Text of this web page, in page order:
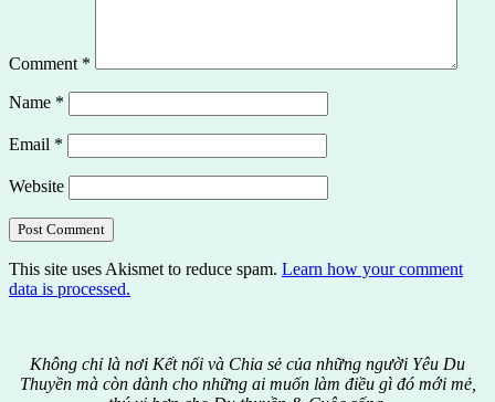
Comment *
Name *
Email *
Website
This site uses Akismet to reduce spam. Learn how your comment
data is processed.
Không chỉ là nơi Kết nối và Chia sẻ của những người Yêu Du
Thuyền mà còn dành cho những ai muốn làm điều gì đó mới mẻ,